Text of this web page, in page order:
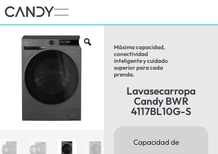
Máxima capacidad,
conectividad
inteligente y cuidado
superior para cada
prenda.
Lavasecarropa
Candy BWR
4117BL10G-S
Capacidad de